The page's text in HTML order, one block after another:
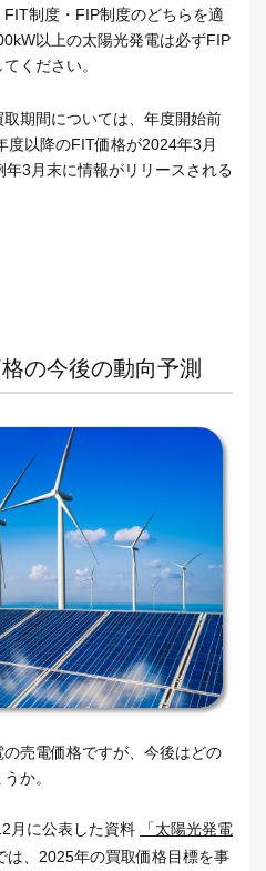
制度・FIP制度のどちらを適
以上の太陽光発電は必ずFIP
ください。
期間については、年度開始前
度以降のFIT価格が2024年3月
3月末に情報がリリースされる
の今後の動向予測
売電価格ですが、今後はどの
か。
月に公表した資料
「太陽光発電
は、2025年の買取価格目標を事